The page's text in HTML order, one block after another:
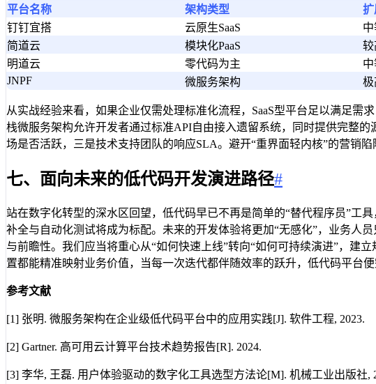
平台名称 架构类型 扩
钉钉宜搭
云原生SaaS
简道云
模块化PaaS 较
明道云
零代码为主
JNPF
微服务架构 极
从实战经验来看，如果企业仅需处理标准化流程，SaaS型平台足以满足
栈微服务架构允许开发者通过标准API自由接入遗留系统，同时提供完整
场是否活跃，三是技术支持团队的响应SLA。避开“重界面轻内核”的营销
七、面向未来的低代码开发演进路径#
站在数字化转型的深水区回望，低代码早已不再是简单的“替代程序员”工
补全与自动化测试将成为标配。未来的开发体验将更加“无感化”，业务人
与前瞻性。我们应当将重心从“如何快速上线”转向“如何可持续演进”，建
置都能精准映射业务价值，当每一次迭代都伴随效率的跃升，低代码平台
参考文献
[1] 张明. 微服务架构在企业级低代码平台中的应用实践[J]. 软件工程, 2023.
[2] Gartner. 高可用云计算平台技术趋势报告[R]. 2024.
[3] 李华, 王磊. 用户体验驱动的数字化工具选型方法论[M]. 机械工业出版社,